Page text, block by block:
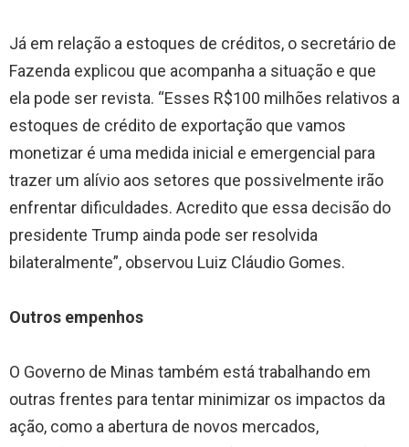
Já em relação a estoques de créditos, o secretário de
Fazenda explicou que acompanha a situação e que
ela pode ser revista. “Esses R$100 milhões relativos a
estoques de crédito de exportação que vamos
monetizar é uma medida inicial e emergencial para
trazer um alívio aos setores que possivelmente irão
enfrentar dificuldades. Acredito que essa decisão do
presidente Trump ainda pode ser resolvida
bilateralmente”, observou Luiz Cláudio Gomes.
Outros empenhos
O Governo de Minas também está trabalhando em
outras frentes para tentar minimizar os impactos da
ação, como a abertura de novos mercados,